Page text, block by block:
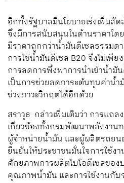
อีกทั้งรัฐบาลมีนโยบายเร่งเพิ่มสัด
จึงมีการสนับสนุนในด้านราคาโด
มีราคาถูกกว่าน้ำมันดีเซลธรรม
การใช้น้ำมันดีเซล B20 จึงไม่เพี
การลดการพึ่งพาการนำเข้าน้ำมั
เป็นการช่วยลดภาระต้นทุนค่าน้ำ
ช่วงภาวะวิกฤตได้อีกด้วย
สราวุธ กล่าวเพิ่มเติมว่า การแถ
เกี่ยวข้องทั้งกรมพัฒนาพลังงาน
ผู้จำหน่ายน้ำมัน และผู้ผลิตรถย
ยืนยันให้ประชาชนมั่นใจการใช้ง
ศักยภาพการผลิตไบโอดีเซลของ
คุณภาพน้ำมัน และการใช้งานกั